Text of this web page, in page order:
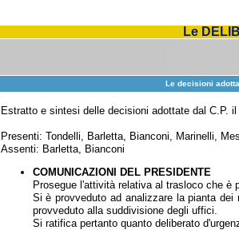
Le
Le decisioni
Estratto e sintesi delle decisioni adottate dal C.P.
Presenti: Tondelli, Barletta, Bianconi, Marinelli,
Assenti: Barletta, Bianconi
COMUNICAZIONI DEL PRESIDENTE
Prosegue l'attività relativa al trasloco che è
Si è provveduto ad analizzare la pianta
provveduto alla suddivisione degli uffici.
Si ratifica pertanto quanto deliberato